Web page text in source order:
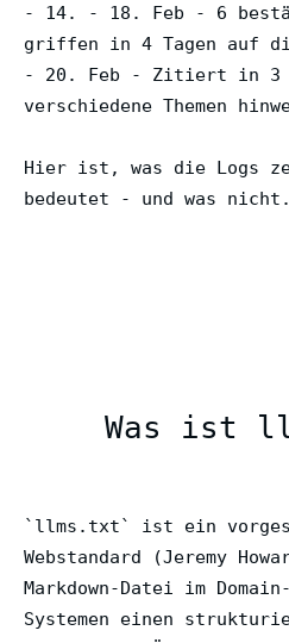
- 14. - 18. Feb - 6
griffen in 4 Tagen auf
- 20. Feb - Zitiert in 3
verschiedene Themen
Hier ist, was die Logs
bedeutet - und was nicht.
Was ist
`llms.txt` ist ein
Webstandard (Jeremy
Markdown-Datei im
Systemen einen